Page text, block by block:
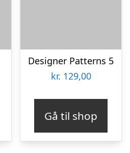
Designer Patterns 5
kr. 129,00
Gå til shop